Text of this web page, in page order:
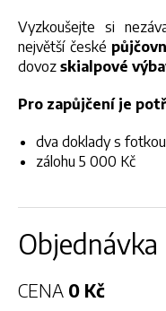
Vyzkoušejte si
největší české
dovoz skialpové
Pro zapůjčení je
dva doklady s fotkou
zálohu 5 000 Kč
Objednávka
CENA 0 Kč